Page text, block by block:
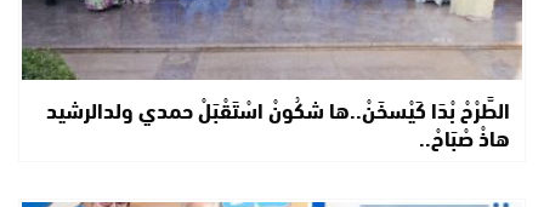
الطَّرْحْ بْدَا كَيْسخَنْ..ها شكُونْ اسْتَقْبَلْ حمدي ولدالرشيد
هاذْ صْبَاحْ..